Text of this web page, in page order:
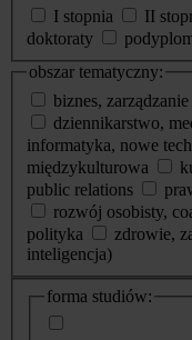
I stopnia
II
doktoraty
obszar tematyczny:
biznes, zarządzanie
dziennikarstwo,
informatyka, nowe
międzykulturowa
public relations
rozwój osobisty,
polityka
zdrowie,
inteligencja)
dodatkowe
informacje
forma studiów: